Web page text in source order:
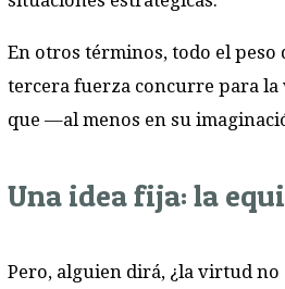
En otros términos, todo el peso
tercera fuerza concurre para la
que —al menos en su
Una idea fija: la
Pero, alguien dirá, ¿la virtud no